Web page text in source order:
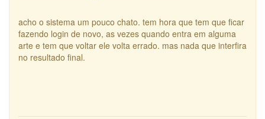
acho o sistema um pouco chato. tem hora que tem que ficar
fazendo login de novo, as vezes quando entra em alguma
arte e tem que voltar ele volta errado. mas nada que interfira
no resultado final.